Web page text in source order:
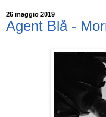
26 maggio 2019
Agent Blå -